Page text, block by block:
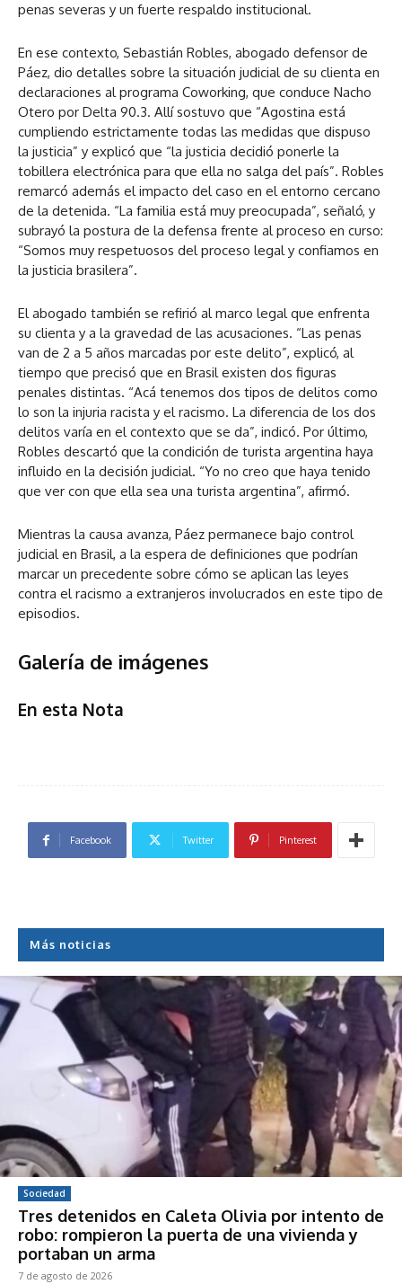
penas severas y un fuerte respaldo institucional.
En ese contexto, Sebastián Robles, abogado defensor de
Páez, dio detalles sobre la situación judicial de su clienta en
declaraciones al programa Coworking, que conduce Nacho
Otero por Delta 90.3. Allí sostuvo que “Agostina está
cumpliendo estrictamente todas las medidas que dispuso
la justicia” y explicó que “la justicia decidió ponerle la
tobillera electrónica para que ella no salga del país”. Robles
remarcó además el impacto del caso en el entorno cercano
de la detenida. “La familia está muy preocupada”, señaló, y
subrayó la postura de la defensa frente al proceso en curso:
“Somos muy respetuosos del proceso legal y confiamos en
la justicia brasilera”.
El abogado también se refirió al marco legal que enfrenta
su clienta y a la gravedad de las acusaciones. “Las penas
van de 2 a 5 años marcadas por este delito”, explicó, al
tiempo que precisó que en Brasil existen dos figuras
penales distintas. “Acá tenemos dos tipos de delitos como
lo son la injuria racista y el racismo. La diferencia de los dos
delitos varía en el contexto que se da”, indicó. Por último,
Robles descartó que la condición de turista argentina haya
influido en la decisión judicial. “Yo no creo que haya tenido
que ver con que ella sea una turista argentina”, afirmó.
Mientras la causa avanza, Páez permanece bajo control
judicial en Brasil, a la espera de definiciones que podrían
marcar un precedente sobre cómo se aplican las leyes
contra el racismo a extranjeros involucrados en este tipo de
episodios.
Galería de imágenes
En esta Nota
Facebook Twitter Pinterest
Más noticias
Sociedad
Tres detenidos en Caleta Olivia por intento de
robo: rompieron la puerta de una vivienda y
portaban un arma
7 de agosto de 2026